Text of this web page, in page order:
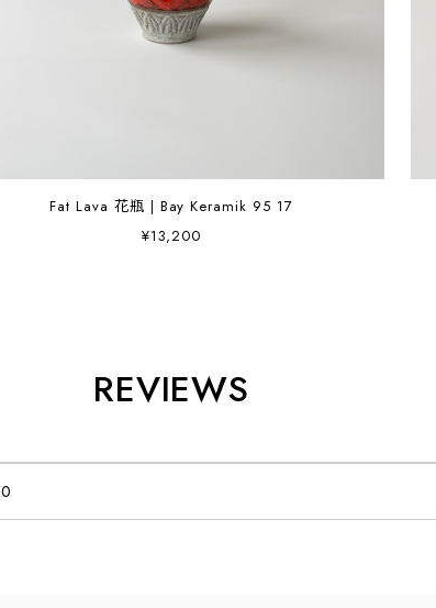
Fat Lava 花瓶 | Bay Keramik 95 17
¥13,200
REVIEWS
0